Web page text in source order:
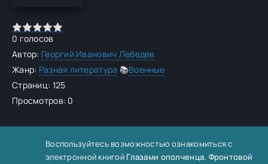
0 голосов
Автор: Георгий Иванович Лебедев
Жанр: Разная литература 📚Военные
Страниц: 125
Просмотров: 0
Воспользуйтесь возможностью ознакомиться с
электронной книгой Глазами ополченца. Фронтовой